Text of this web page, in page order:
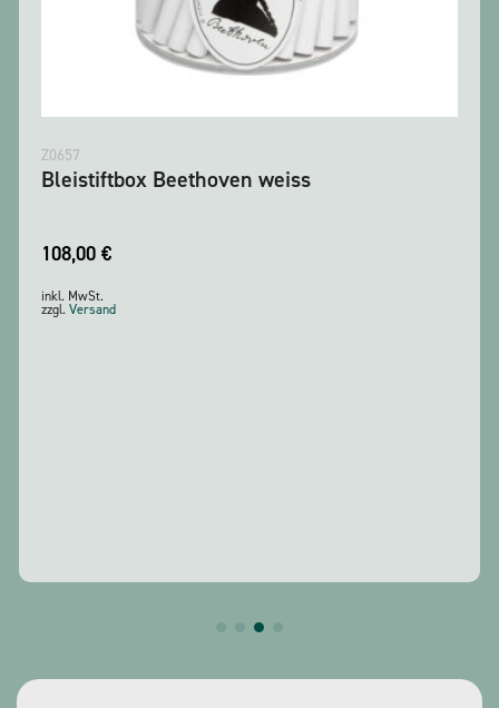
Z0657
Bleistiftbox Beethoven weiss
108,00 €
inkl. MwSt.
zzgl. Versand